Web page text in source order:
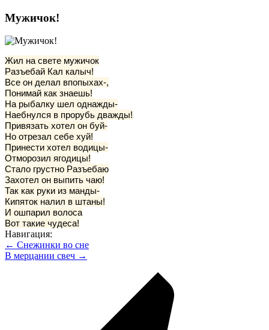
Мужичок!
­­Жил на свете мужичок
Разъебай Кал калыч!
Все он делал впопыхах-,
Понимай как знаешь!
На рыбалку шел однажды-
Наебнулся в прорубь дважды!
Привязать хотел он буй-
Но отрезал себе хуй!
Принести хотел водицы-
Отморозил ягодицы!
Стало грустно Разъебаю
Захотел он выпить чаю!
Так как руки из манды-
Кипяток налил в штаны!
И ошпарил волоса
Вот такие чудеса!
Навигация:
← Снежинки во сне
В мерцании свеч →